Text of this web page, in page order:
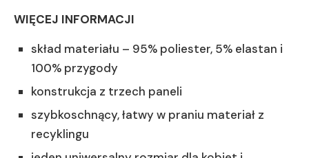
WIĘCEJ INFORMACJI
skład materiału – 95% poliester, 5% elastan i
100% przygody
konstrukcja z trzech paneli
szybkoschnący, łatwy w praniu materiał z
recyklingu